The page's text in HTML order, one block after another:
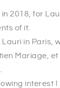
2018, for
of it.
in
Mariage,